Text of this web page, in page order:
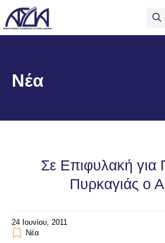
Νέα
Σε Επιφυλακή
Πυρκαγιάς ο
24 Ιουνίου, 2011
Νέα